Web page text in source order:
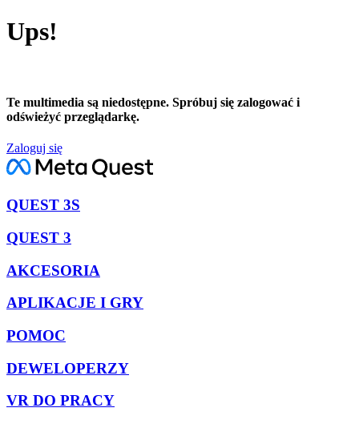
Ups!
Te multimedia są niedostępne. Spróbuj się zalogować i
odświeżyć przeglądarkę.
Zaloguj się
QUEST 3S
QUEST 3
AKCESORIA
APLIKACJE I GRY
POMOC
DEWELOPERZY
VR DO PRACY